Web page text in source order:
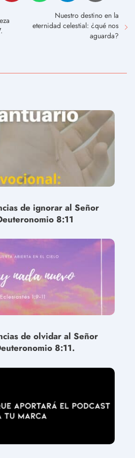
Nuestro destino en la
eternidad celestial: ¿qué nos
aguarda?
de ignorar al Señor
8:11
de olvidar al Señor
8:11.